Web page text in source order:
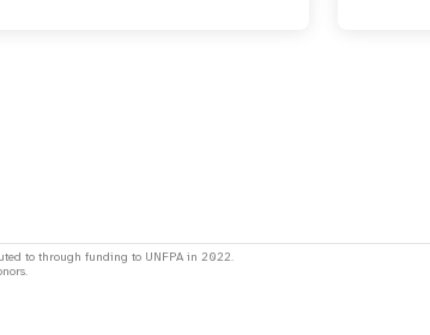
to through funding to UNFPA in 2022.